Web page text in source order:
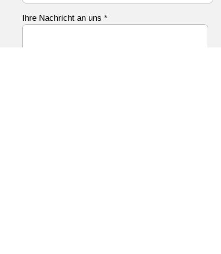
Ihre Nachricht an uns *